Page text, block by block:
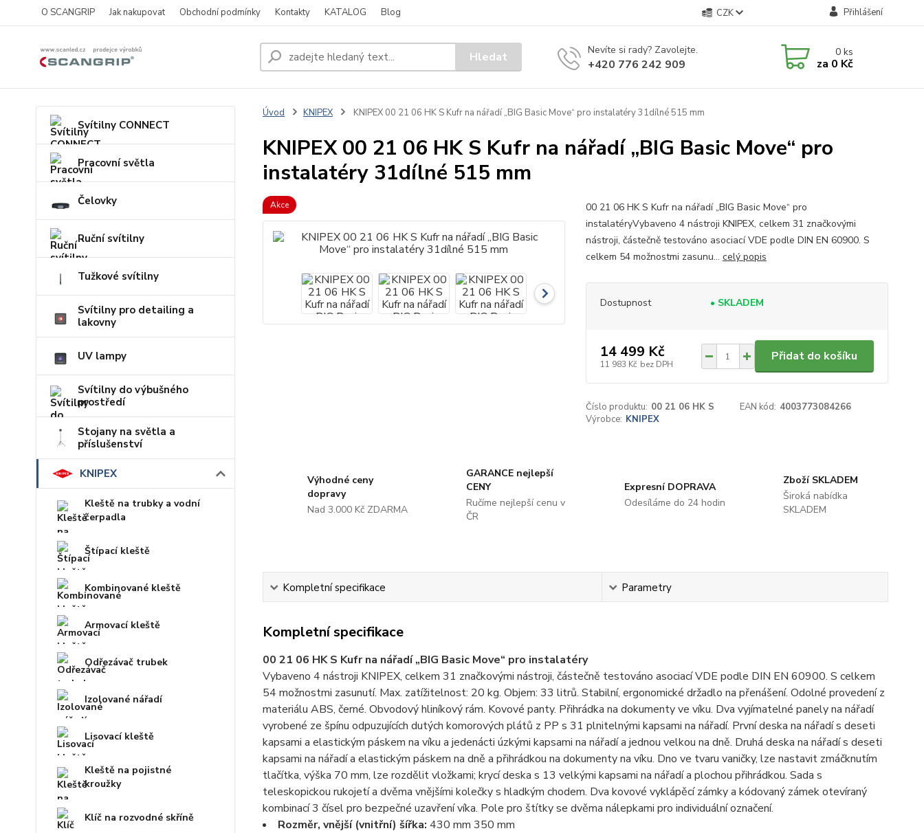
O SCANGRIP Jak nakupovat Obchodní podmínky Kontakty KATALOG Blog CZK Přihlášení
Hledat Nevíte si rady? Zavolejte.
+420 776 242 909
0ks
za 0 Kč
Svítilny CONNECT
Pracovní světla
Čelovky
Ruční svítilny
Tužkové svítilny
Svítilny pro detailing a
lakovny
UV lampy
Svítilny do výbušného
prostředí
Stojany na světla a
příslušenství
KNIPEX
Kleště na trubky a vodní
čerpadla
Štípací kleště
Kombinované kleště
Armovací kleště
Odřezávač trubek
Izolované nářadí
Lisovací kleště
Kleště na pojistné
kroužky
Klíč na rozvodné skříně
Úvod KNIPEX KNIPEX 00 21 06 HK S Kufr na nářadí „BIG Basic Move“ pro instalatéry 31dílné 515 mm
KNIPEX 00 21 06 HK S Kufr na nářadí „BIG Basic Move“ pro
instalatéry 31dílné 515 mm
Akce
00 21 06 HK S Kufr na nářadí „BIG Basic Move“ pro
instalatéryVybaveno 4 nástroji KNIPEX, celkem 31 značkovými
nástroji, částečně testováno asociací VDE podle DIN EN 60900. S
celkem 54 možnostmi zasunu... celý popis
Dostupnost • SKLADEM
14 499 Kč
11 983 Kč bez DPH
Přidat do košíku
Číslo produktu: 00 21 06 HK S EAN kód: 4003773084266
Výrobce: KNIPEX
Výhodné ceny
dopravy
Nad 3.000 Kč ZDARMA
GARANCE nejlepší
CENY
Ručíme nejlepší cenu v
ČR
Expresní DOPRAVA
Odesíláme do 24 hodin
Zboží SKLADEM
Široká nabídka
SKLADEM
Kompletní specifikace Parametry
Kompletní specifikace
00 21 06 HK S Kufr na nářadí „BIG Basic Move“ pro instalatéry
Vybaveno 4 nástroji KNIPEX, celkem 31 značkovými nástroji, částečně testováno asociací VDE podle DIN EN 60900. S celkem
54 možnostmi zasunutí. Max. zatížitelnost: 20 kg. Objem: 33 litrů. Stabilní, ergonomické držadlo na přenášení. Odolné provedení z
materiálu ABS, černé. Obvodový hliníkový rám. Kovové panty. Přihrádka na dokumenty ve víku. Dva vyjímatelné panely na nářadí
vyrobené ze špínu odpuzujících dutých komorových plátů z PP s 31 plnitelnými kapsami na nářadí. První deska na nářadí s deseti
kapsami a elastickým páskem na víku a jedenácti úzkými kapsami na nářadí a jednou velkou na dně. Druhá deska na nářadí s deseti
kapsami na nářadí a elastickým páskem na dně a přihrádkou na dokumenty na víku. Dno ve tvaru vaničky, lze nastavit zmáčknutím
tlačítka, výška 70 mm, lze rozdělit vložkami; krycí deska s 13 velkými kapsami na nářadí a plochou přihrádkou. Sada s
teleskopickou rukojetí a dvěma vnějšími kolečky s hladkým chodem. Dva kovové vyklápěcí zámky a kódovaný zámek otevíraný
kombinací 3 čísel pro bezpečné uzavření víka. Pole pro štítky se dvěma nálepkami pro individuální označení.
Rozměr, vnější (vnitřní) šířka: 430 mm 350 mm